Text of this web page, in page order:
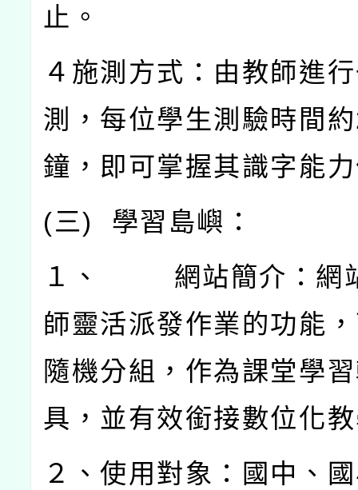
止。
４施測方式：由教師進
測，每位學生測驗時間約
鐘，即可掌握其識字能
(三) 學習島嶼：
１、
網站簡介：網
師靈活派發作業的功能
隨機分組，作為課堂學
具，並有效銜接數位化
２、使用對象：國中、